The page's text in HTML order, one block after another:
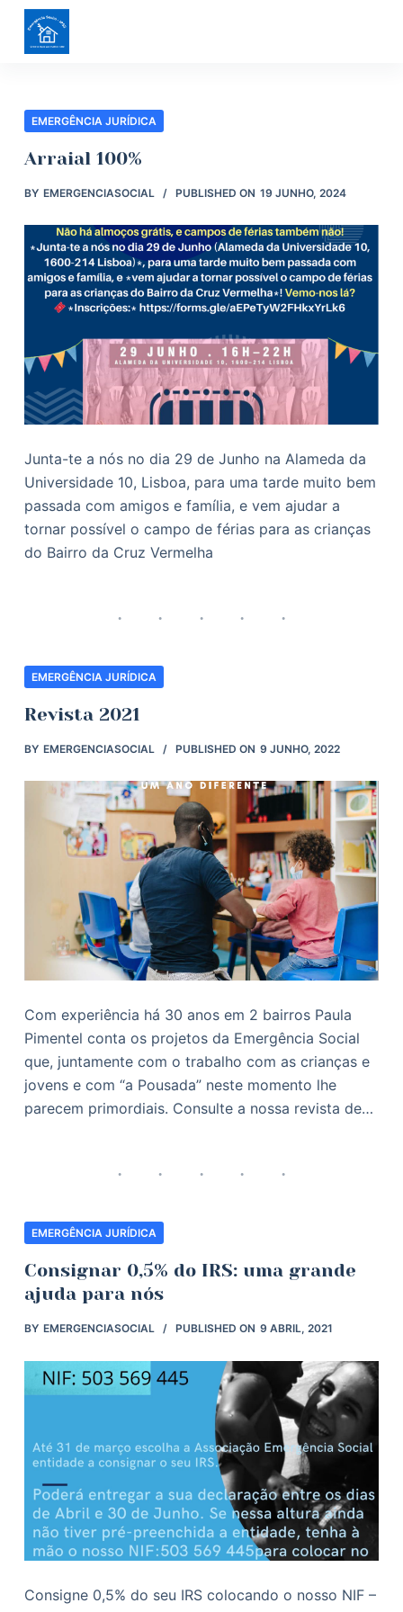
o
n
EMERGÊNCIA JURÍDICA
Arraial 100%
BY EMERGENCIASOCIAL PUBLISHED ON 19 JUNHO, 2024
Junta-te a nós no dia 29 de Junho na Alameda da
Universidade 10, Lisboa, para uma tarde muito bem
passada com amigos e família, e vem ajudar a
tornar possível o campo de férias para as crianças
do Bairro da Cruz Vermelha
EMERGÊNCIA JURÍDICA
Revista 2021
BY EMERGENCIASOCIAL PUBLISHED ON 9 JUNHO, 2022
Com experiência há 30 anos em 2 bairros Paula
Pimentel conta os projetos da Emergência Social
que, juntamente com o trabalho com as crianças e
jovens e com “a Pousada” neste momento lhe
parecem primordiais. Consulte a nossa revista de…
EMERGÊNCIA JURÍDICA
Consignar 0,5% do IRS: uma grande
ajuda para nós
BY EMERGENCIASOCIAL PUBLISHED ON 9 ABRIL, 2021
Consigne 0,5% do seu IRS colocando o nosso NIF –